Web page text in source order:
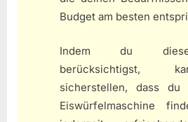
Budget am besten
Indem du
berücksichtigst,
sicherstellen, dass du
Eiswürfelmaschine